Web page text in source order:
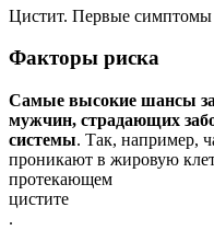
Цистит. Первые
Факторы риска
Самые высокие шансы
мужчин, страдающих
системы. Так, например,
проникают в жировую
протекающем
цистите
.